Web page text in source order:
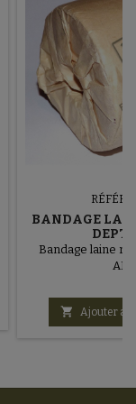
BANDAGE
DEPT
Bandage laine
 Ajouter au